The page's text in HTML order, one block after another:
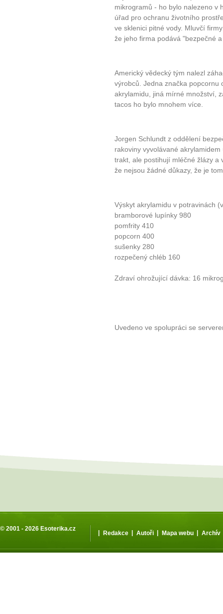
mikrogramů - ho bylo nalezeno v
úřad pro ochranu životního
ve sklenici pitné vody. Mluvčí
že jeho firma podává "bezpečné
Americký vědecký tým nalezl
výrobců. Jedna značka popcornu
akrylamidu, jiná mírné množství,
tacos ho bylo mnohem více.
Jorgen Schlundt z oddělení
rakoviny vyvolávané
trakt, ale postihují mléčné žlázy a
že nejsou žádné důkazy, že je
Výskyt akrylamidu v potravinách
bramborové lupínky 980
pomfrity 410
popcorn 400
sušenky 280
rozpečený chléb 160
Zdraví ohrožující dávka: 16
Uvedeno ve spolupráci se
© 2001 - 2026 Esoterika.cz
| Redakce | Autoři | Mapa webu | Archív